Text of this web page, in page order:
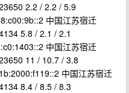
2.2 / 2.2 / 5.9
中国江苏宿迁
5.8 / 2.1 / 2.1
中国江苏宿迁
11 / 10.7 / 3.8
中国江苏宿迁
8.4 / 8.5 / 8.3